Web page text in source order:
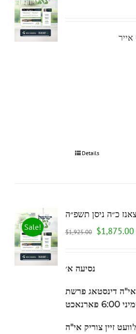
Details
Sale!
כ״ה ניסן תשפ״ה
$1,925.00 $1,875.00
אי"ה דינסטאג פרשת
פארנאכט
זיין צוריק אי"ה